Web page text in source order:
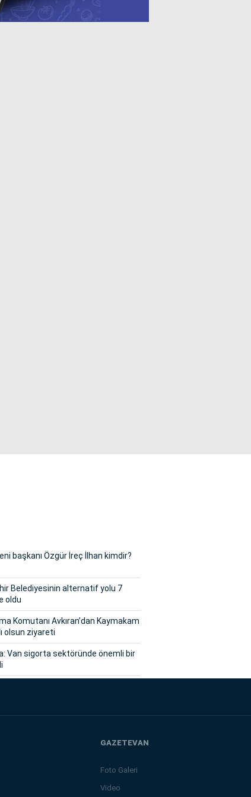
başkanı Özgür İreç İlhan kimdir?
Belediyesinin alternatif yolu 7
oldu
Komutanı Avkıran’dan Kaymakam
olsun ziyareti
Van sigorta sektöründe önemli bir
GAZETEVAN
Foto Galeri
Video